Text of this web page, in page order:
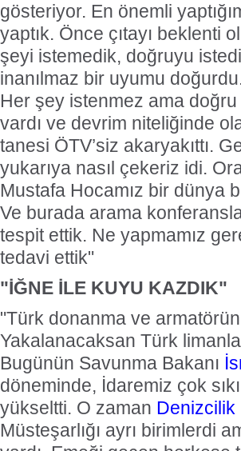
gösteriyor. En önemli
yaptık. Önce çıtayı beklenti
şeyi istemedik, doğruyu
inanılmaz bir uyumu
Her şey istenmez ama
vardı ve devrim niteliğinde
tanesi ÖTV’siz akaryakıttı.
yukarıya nasıl çekeriz idi.
Mustafa Hocamız bir dünya
Ve burada arama
tespit ettik. Ne yapmamız
tedavi ettik"
"İĞNE İLE KUYU KAZDIK"
"Türk donanma ve
Yakalanacaksan Türk
Bugünün Savunma Bakanı
döneminde, İdaremiz çok
yükseltti. O zaman Denizcilik
Müsteşarlığı ayrı birimlerdi